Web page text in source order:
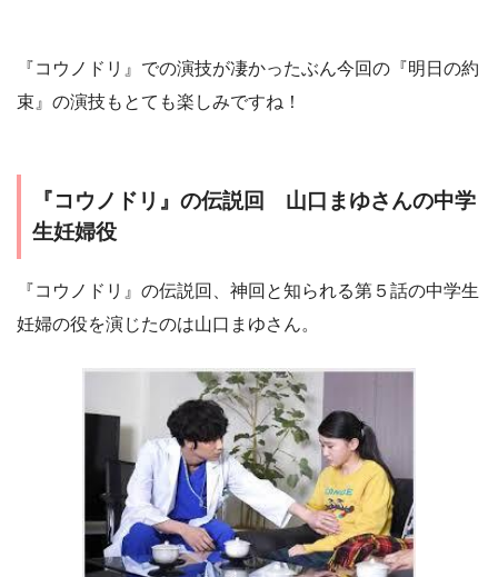
『コウノドリ』での演技が凄かったぶん今回の『明日の約
束』の演技もとても楽しみですね！
『コウノドリ』の伝説回 山口まゆさんの中学
生妊婦役
『コウノドリ』の伝説回、神回と知られる第５話の中学生
妊婦の役を演じたのは山口まゆさん。